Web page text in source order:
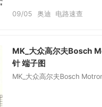
09/05 奥迪 电路速查
MK_大众高尔夫Bosch
针 端子图
MK_大众高尔夫Bosch